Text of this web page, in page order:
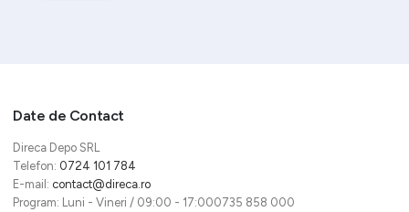
Date de Contact
Direca Depo SRL
Telefon: 0724 101 784
E-mail: contact@direca.ro
Program: Luni - Vineri / 09:00 - 17:000735 858 000